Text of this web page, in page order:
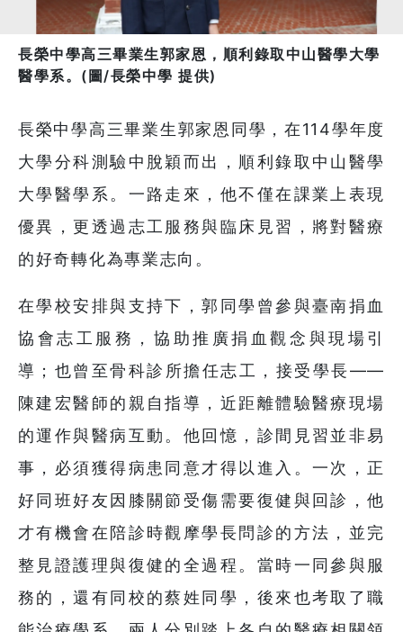
長榮中學高三畢業生郭家恩，順利錄取中山醫學大學
醫學系。(圖/長榮中學 提供)
長榮中學高三畢業生郭家恩同學，在114學年度
大學分科測驗中脫穎而出，順利錄取中山醫學
大學醫學系。一路走來，他不僅在課業上表現
優異，更透過志工服務與臨床見習，將對醫療
的好奇轉化為專業志向。
在學校安排與支持下，郭同學曾參與臺南捐血
協會志工服務，協助推廣捐血觀念與現場引
導；也曾至骨科診所擔任志工，接受學長——
陳建宏醫師的親自指導，近距離體驗醫療現場
的運作與醫病互動。他回憶，診間見習並非易
事，必須獲得病患同意才得以進入。一次，正
好同班好友因膝關節受傷需要復健與回診，他
才有機會在陪診時觀摩學長問診的方法，並完
整見證護理與復健的全過程。當時一同參與服
務的，還有同校的蔡姓同學，後來也考取了職